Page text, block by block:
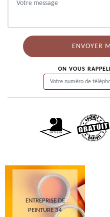
ON VOUS
ENTREPRISE DE
PEINTURE 34